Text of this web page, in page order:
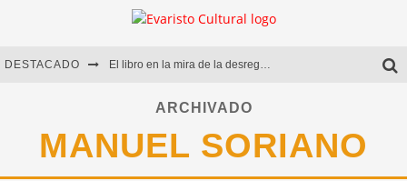
DESTACADO El libro en la mira de la desregulación
Marcelo Rubio | El llovedor
Diego Meret | Hotel Acapulco
Alejandra Correa | La nieve
ARCHIVADO
MANUEL SORIANO